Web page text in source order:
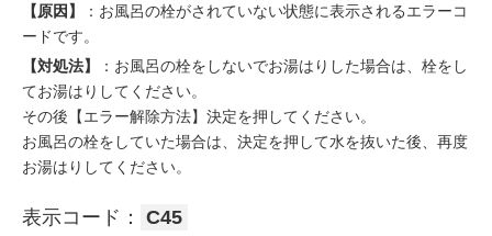
【原因】
：お風呂の栓がされていない状態に表示されるエラーコ
ードです。
【対処法】
：お風呂の栓をしないでお湯はりした場合は、栓をし
てお湯はりしてください。
その後【エラー解除方法】決定を押してください。
お風呂の栓をしていた場合は、決定を押して水を抜いた後、再度
お湯はりしてください。
表示コード： C45